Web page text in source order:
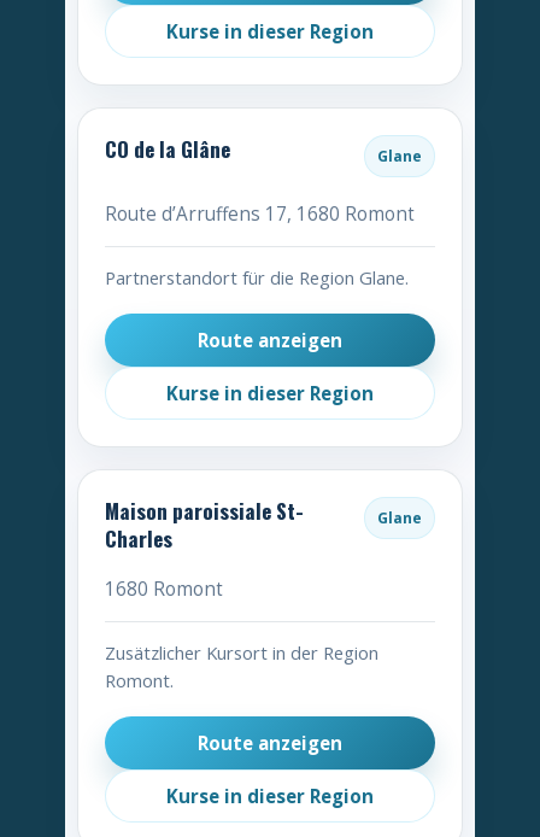
Kurse in dieser Region
CO de la Glâne Glane
Route d’Arruffens 17, 1680 Romont
Partnerstandort für die Region Glane.
Route anzeigen
Kurse in dieser Region
Maison paroissiale St-
Charles
Glane
1680 Romont
Zusätzlicher Kursort in der Region
Romont.
Route anzeigen
Kurse in dieser Region